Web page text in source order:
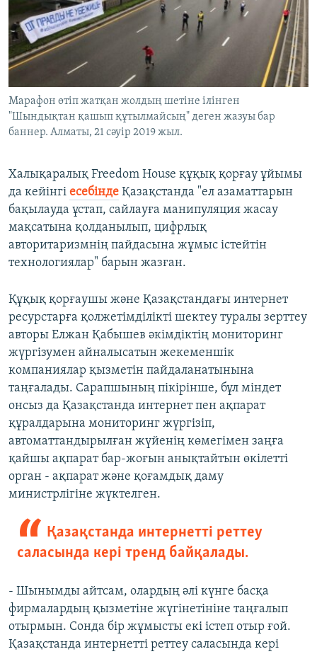
Марафон өтіп жатқан жолдың шетіне ілінген
"Шындықтан қашып құтылмайсың" деген жазуы бар
баннер. Алматы, 21 сәуір 2019 жыл.
Халықаралық Freedom House құқық қорғау ұйымы
да кейінгі есебінде Қазақстанда "ел азаматтарын
бақылауда ұстап, сайлауға манипуляция жасау
мақсатына қолданылып, цифрлық
авторитаризмнің пайдасына жұмыс істейтін
технологиялар" барын жазған.
Құқық қорғаушы және Қазақстандағы интернет
ресурстарға қолжетімділікті шектеу туралы зерттеу
авторы Елжан Қабышев әкімдіктің мониторинг
жүргізумен айналысатын жекеменшік
компаниялар қызметін пайдаланатынына
таңғалады. Сарапшының пікірінше, бұл міндет
онсыз да Қазақстанда интернет пен ақпарат
құралдарына мониторинг жүргізіп,
автоматтандырылған жүйенің көмегімен заңға
қайшы ақпарат бар-жоғын анықтайтын өкілетті
орган - ақпарат және қоғамдық даму
министрлігіне жүктелген.
Қазақстанда интернетті реттеу
саласында кері тренд байқалады.
- Шынымды айтсам, олардың әлі күнге басқа
фирмалардың қызметіне жүгінетініне таңғалып
отырмын. Сонда бір жұмысты екі істеп отыр ғой.
Қазақстанда интернетті реттеу саласында кері